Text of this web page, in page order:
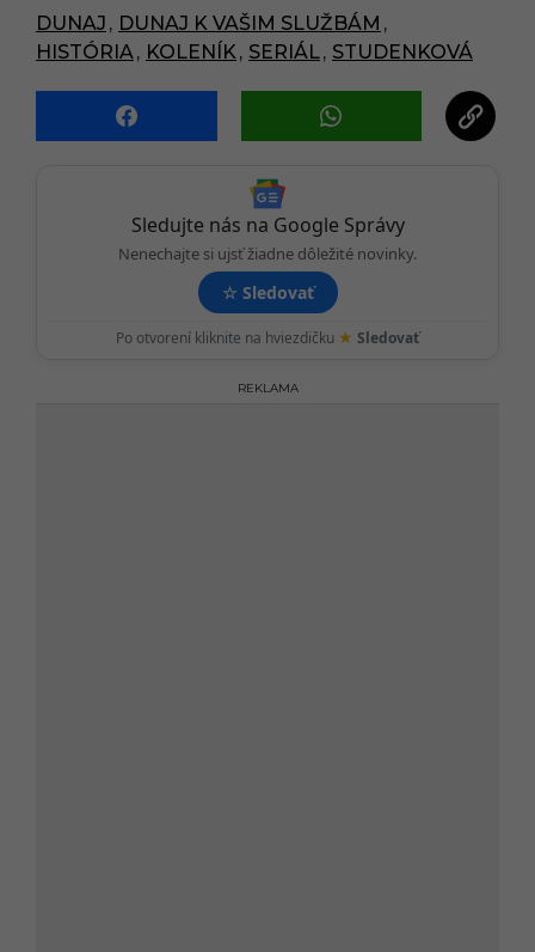
a
g
i
n
a
DUNAJ , DUNAJ K VAŠIM SLUŽBÁM ,
HISTÓRIA , KOLENÍK , SERIÁL, STUDENKOVÁ
Sledujte nás na Google Správy
Nenechajte si ujsť žiadne dôležité novinky.
☆ Sledovať
Po otvorení kliknite na hviezdičku ★ Sledovať
REKLAMA